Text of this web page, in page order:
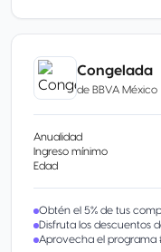
marca de la tienda
de Mastercard. Este
evento y hasta por 400
Congelada
de BBVA México
Anualidad
Ingreso mínimo
Edad
Obtén el 5% de tus
Disfruta los descuentos
Aprovecha el programa